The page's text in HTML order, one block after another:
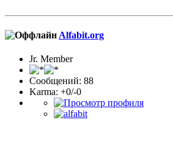
Alfabit.org
Jr. Member
Сообщений: 88
Karma: +0/-0